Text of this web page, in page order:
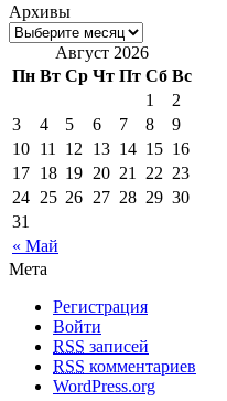
Архивы
Август 2026
Пн Вт Ср Чт Пт Сб Вс
« Май
1
2
3
4 5 6 7 8
9
10 11 12 13 14 15 16
17 18 19 20 21 22 23
24 25 26 27 28 29 30
31
Мета
Регистрация
Войти
RSS записей
RSS комментариев
WordPress.org